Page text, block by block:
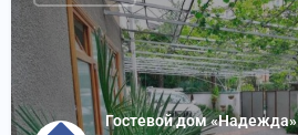
Гостевой дом «Надежда»